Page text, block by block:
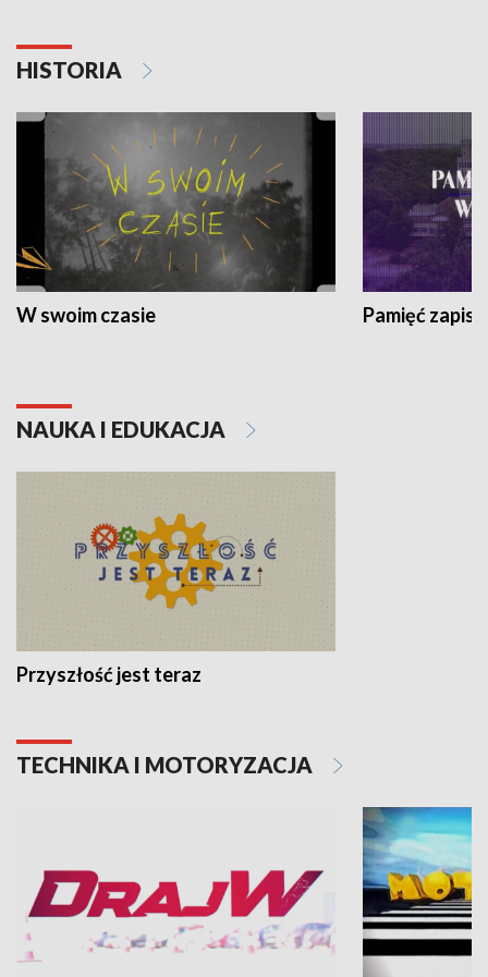
HISTORIA
W swoim czasie Pamięć
NAUKA I EDUKACJA
Przyszłość jest teraz
TECHNIKA I MOTORYZACJA